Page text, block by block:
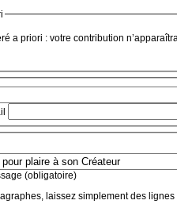
a priori : votre contribution
(obligatoire)
laissez simplement des lignes